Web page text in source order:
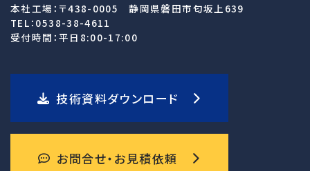
本社工場：〒438-0005 静岡県磐田市匂坂上639
TEL：0538-38-4611
受付時間：平日8:00-17:00
技術資料ダウンロード
お問合せ・お見積依頼